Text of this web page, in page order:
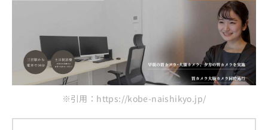
※引用：https://kobe-naishikyo.jp/